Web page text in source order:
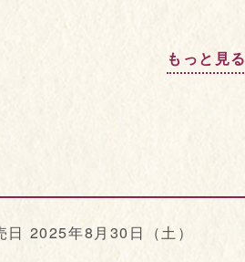
もっと見る
2025年8月30日（土）